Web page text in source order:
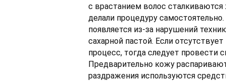
с врастанием волос
делали процедуру
появляется из-за нарушений
сахарной пастой. Если
процесс, тогда следует провести
Предварительно кожу
раздражения используются